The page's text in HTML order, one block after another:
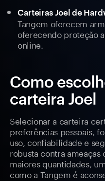
Carteiras Joel de
Tangem oferecem
oferecendo proteção
online.
Como
carteira Joel
Selecionar a carteira
preferências pessoais,
uso, confiabilidade e
robusta contra
maiores quantidades,
como a Tangem é